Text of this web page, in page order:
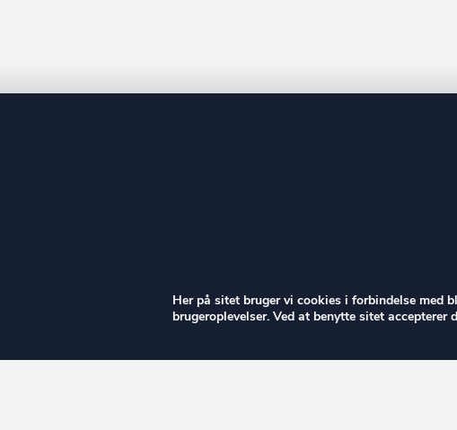
Her på sitet bruger vi cookies i forbindelse med
brugeroplevelser. Ved at benytte sitet